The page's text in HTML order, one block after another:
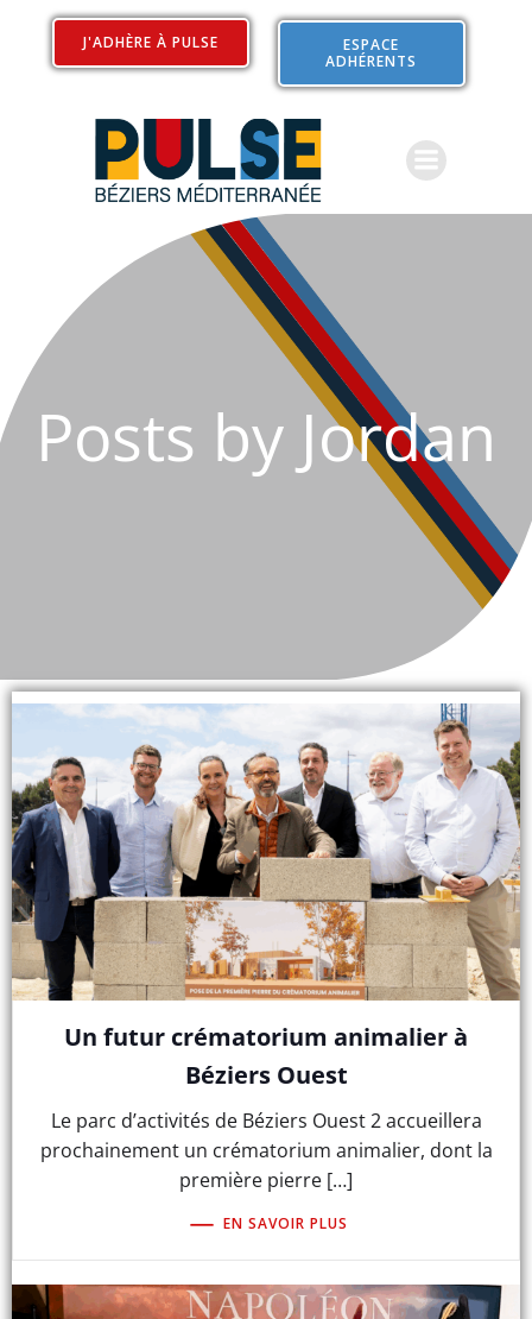
Aller
contenu
J'ADHÈRE À PULSE
ESPACE
ADHÉRENTS
Posts by Jordan
Un futur crématorium animalier à
Béziers Ouest
Le parc d’activités de Béziers Ouest 2 accueillera
prochainement un crématorium animalier, dont la
première pierre […]
EN SAVOIR PLUS